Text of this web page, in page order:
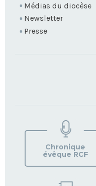
Médias du diocèse
Newsletter
Presse
Chronique
évêque RCF